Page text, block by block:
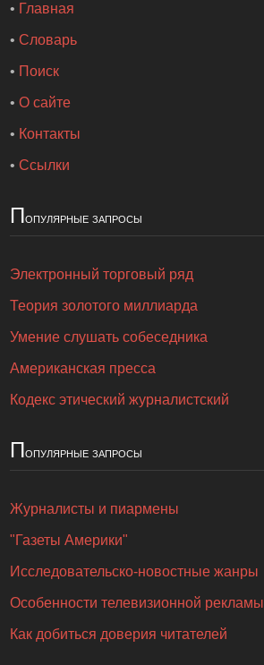
• Главная
•Словарь
• Поиск
•О сайте
• Контакты
•Ссылки
Популярные запросы
Электронный торговый ряд
Теория золотого миллиарда
Умение слушать собеседника
Американская пресса
Кодекс этический журналистский
Популярные запросы
Журналисты и пиармены
"Газеты Америки"
Исследовательско-новостные жанры
Особенности телевизионной рекламы
Как добиться доверия читателей